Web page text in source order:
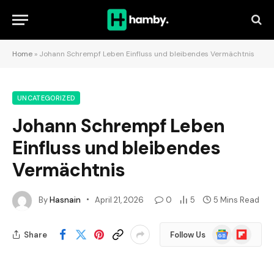
Home » Johann Schrempf Leben Einfluss und bleibendes Vermächtnis
UNCATEGORIZED
Johann Schrempf Leben
Einfluss und bleibendes
Vermächtnis
ByHasnain April 21, 2026 0 5 5 Mins Read
Share Follow Us
Google
News
Flipboard